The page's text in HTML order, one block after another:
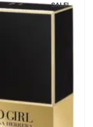
SALE!